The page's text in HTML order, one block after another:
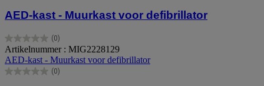
AED-kast - Muurkast voor defibrillator
(0)
0.0
van
de
5
Artikelnummer : MIG2228129
AED-kast - Muurkast voor defibrillator
(0)
0.0